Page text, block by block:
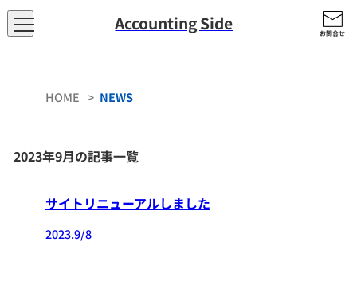
Accounting Side
2023年9月
HOME > NEWS
2023年9月の記事一覧
サイトリニューアルしました
2023.9/8